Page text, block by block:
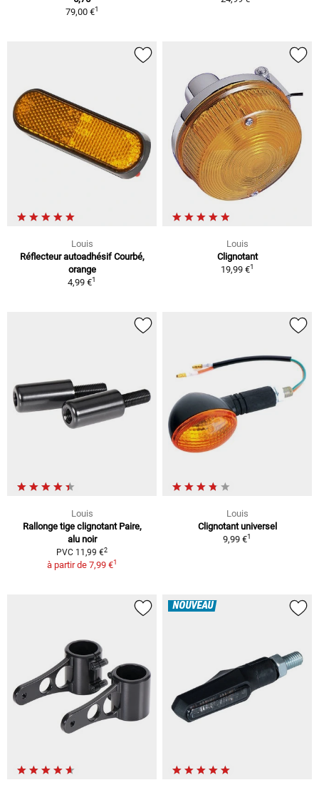
79,00 €1
Louis
Réflecteur autoadhésif Courbé,
orange
4,99 €1
Louis
Clignotant
19,99 €1
Louis
Rallonge tige clignotant Paire,
alu noir
PVC 11,99 €2
à partir de 7,99 €1
Louis
Clignotant universel
9,99 €1
NOUVEAU